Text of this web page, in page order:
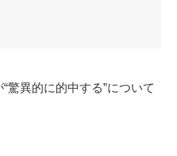
驚異的に的中する”について